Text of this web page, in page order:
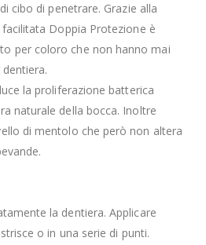
cibo di penetrare. Grazie alla
Doppia Protezione è
per coloro che non hanno mai
la proliferazione batterica
naturale della bocca. Inoltre
di mentolo che però non altera
la dentiera. Applicare
o in una serie di punti.